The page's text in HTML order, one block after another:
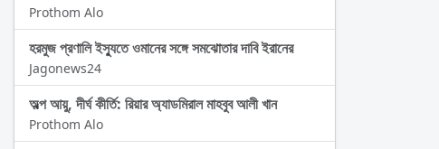
Prothom Alo
হরমুজ প্রণালি ইস্যুতে ওমানের সঙ্গে সমঝোতার দাবি ইরানের
Jagonews24
অল্প আয়ু, দীর্ঘ কীর্তি: রিয়ার অ্যাডমিরাল মাহবুব আলী খান
Prothom Alo